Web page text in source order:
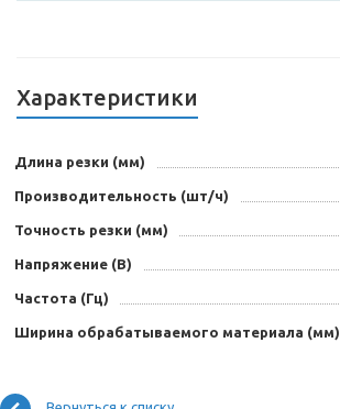
Характеристики
Длина резки (мм)
Производительность (шт/ч)
Точность резки (мм)
Напряжение (В)
Частота (Гц)
Ширина обрабатываемого материала (мм)